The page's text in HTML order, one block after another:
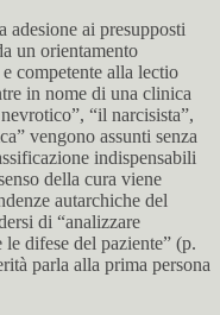
adesione ai presupposti
un orientamento
competente alla lectio
in nome di una clinica
“il narcisista”,
vengono assunti senza
indispensabili
della cura viene
autarchiche del
di “analizzare
difese del paziente” (p.
parla alla prima persona